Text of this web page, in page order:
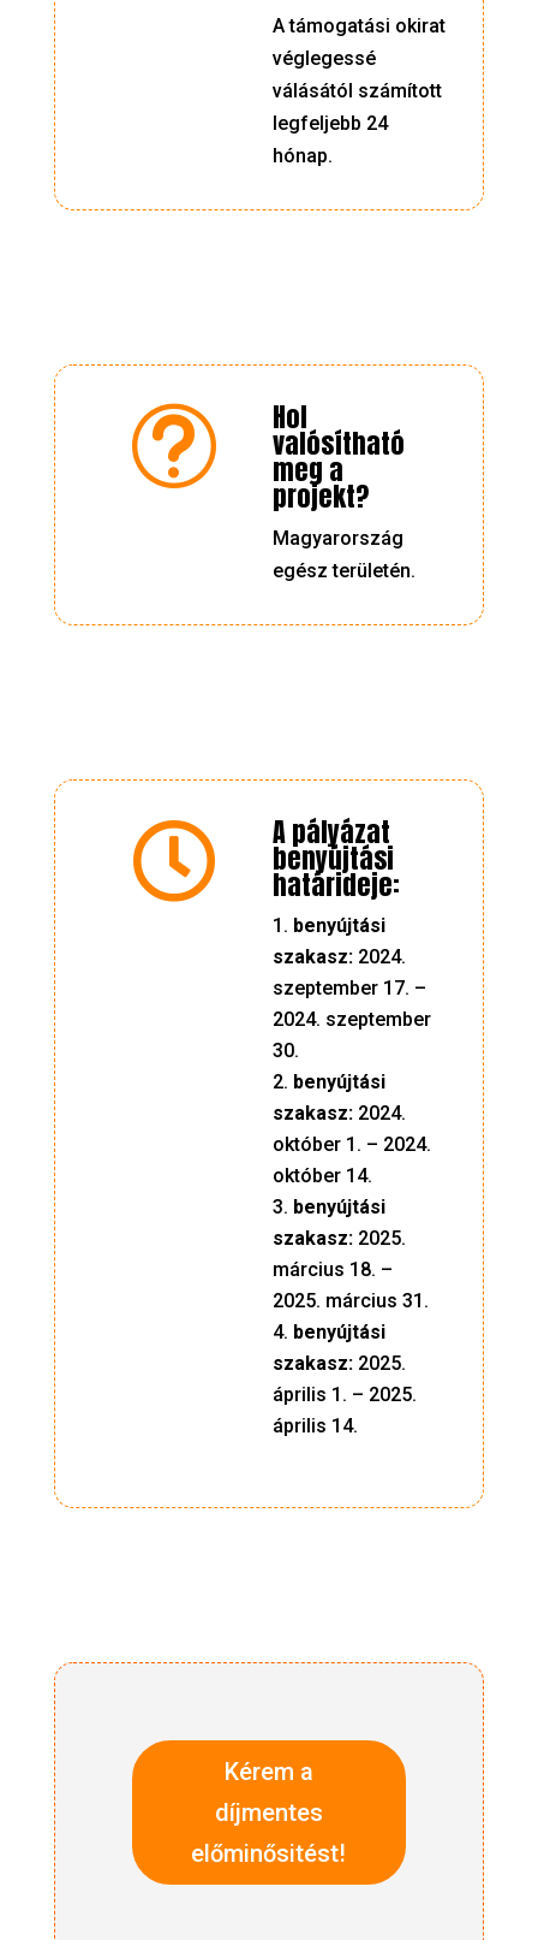
A támogatási okirat
véglegessé
válásától számított
legfeljebb 24
hónap.
t Hol
valósítható
meg a
projekt?
Magyarország
egész területén.
 A pályázat
benyújtási
határideje:
benyújtási
szakasz: 2024.
szeptember 17. –
2024. szeptember
30.
benyújtási
szakasz: 2024.
október 1. – 2024.
október 14.
benyújtási
szakasz: 2025.
március 18. –
2025. március 31.
benyújtási
szakasz: 2025.
április 1. – 2025.
április 14.
Kérem a
díjmentes
előminősitést!